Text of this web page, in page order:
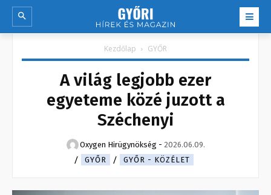
Kezdőlap GYŐR
A világ legjobb ezer
egyeteme közé juzott a
Széchenyi
Oxygen Hirügynökség - 2026.06.09.
GYŐR
GYŐR - KÖZÉLET